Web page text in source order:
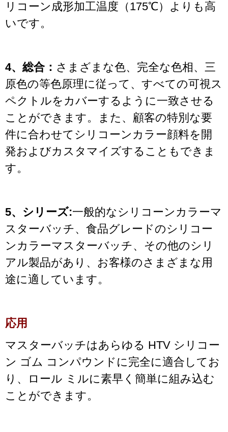
リコーン成形加工温度（175℃）よりも高
いです。
4、総合： さまざまな色、完全な色相、三
原色の等色原理に従って、すべての可視ス
ペクトルをカバーするように一致させる
ことができます。また、顧客の特別な要
件に合わせてシリコーンカラー顔料を開
発およびカスタマイズすることもできま
す。
5、シリーズ:一般的なシリコーンカラーマ
スターバッチ、食品グレードのシリコー
ンカラーマスターバッチ、その他のシリ
アル製品があり、お客様のさまざまな用
途に適しています。
応用
マスターバッチはあらゆる HTV シリコー
ン ゴム コンパウンドに完全に適合してお
り、ロール ミルに素早く簡単に組み込む
ことができます。